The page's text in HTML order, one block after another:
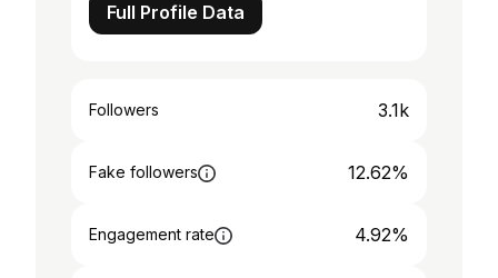
Full Profile Data
Followers 3.1k
Fake followers 12.62%
Engagement rate 4.92%